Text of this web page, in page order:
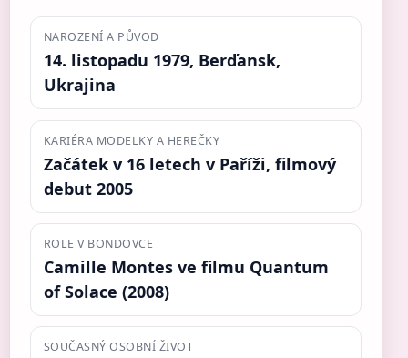
NAROZENÍ A PŮVOD
14. listopadu 1979, Berďansk,
Ukrajina
KARIÉRA MODELKY A HEREČKY
Začátek v 16 letech v Paříži, filmový
debut 2005
ROLE V BONDOVCE
Camille Montes ve filmu Quantum
of Solace (2008)
SOUČASNÝ OSOBNÍ ŽIVOT